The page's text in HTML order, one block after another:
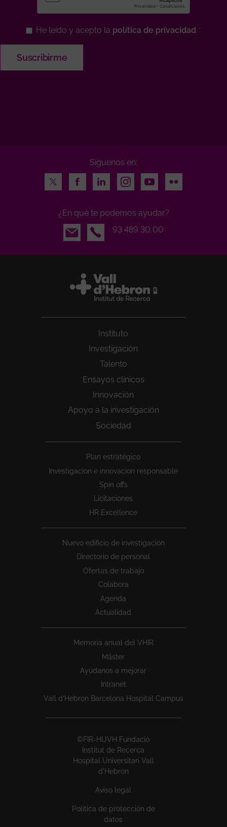
He leído y acepto la política de privacidad
Síguenos en:
Twitter
FacebookLinkedInInstagramYoutubeFlickr
¿En qué te podemos ayudar?
Email
93 489 30 00
Instituto
Investigación
Talento
Ensayos clínicos
Innovación
Apoyo a la investigación
Sociedad
Plan estratégico
Investigacion e innovacion responsable
Spin offs
Licitaciones
HR Excellence
Nuevo edificio de investigación
Directorio de personal
Ofertas de trabajo
Colabora
Agenda
Actualidad
Memoria anual del VHIR
Máster
Ayúdanos a mejorar
Intranet
Vall d’Hebron Barcelona Hospital Campus
©FIR-HUVH Fundació
Institut de Recerca
Hospital Universitari Vall
d'Hebron
Aviso legal
Política de protección de
datos